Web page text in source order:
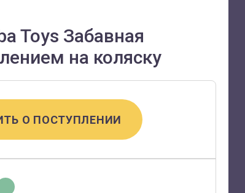
Toys Забавная
на коляску
О ПОСТУПЛЕНИИ